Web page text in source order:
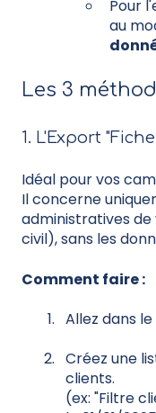
Pour
au
Les 3
1. L'Export
Idéal pour vos
Il concerne
administratives de
civil), sans les
Comment faire :
Allez dans
Créez une
clients.
(ex: "Filtre